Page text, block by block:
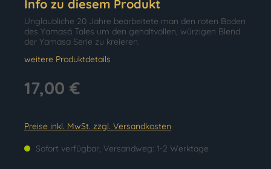
Info zu diesem Produkt
Unglaubliche 20 Jahre bearbeitete man den roten Boden
des Yamasá Tales um den gehaltvollen, würzigen Blend
der Yamasa Serie zu kreieren.
weitere Produktdetails
17,00 €
Preise inkl. MwSt. zzgl. Versandkosten
Sofort verfügbar, Versandweg: 1-2 Werktage